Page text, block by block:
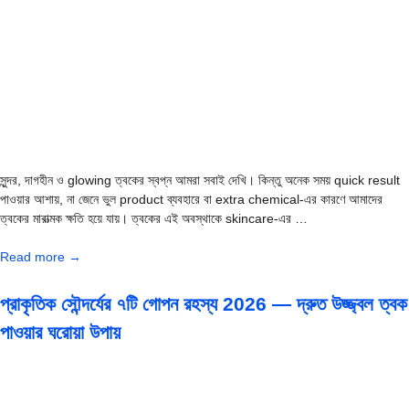
সুন্দর, দাগহীন ও glowing ত্বকের স্বপ্ন আমরা সবাই দেখি। কিন্তু অনেক সময় quick result
পাওয়ার আশায়, না জেনে ভুল product ব্যবহারে বা extra chemical-এর কারণে আমাদের
ত্বকের মারাত্মক ক্ষতি হয়ে যায়। ত্বকের এই অবস্থাকে skincare-এর …
Read more →
প্রাকৃতিক সৌন্দর্যের ৭টি গোপন রহস্য 2026 — দ্রুত উজ্জ্বল ত্বক
পাওয়ার ঘরোয়া উপায়